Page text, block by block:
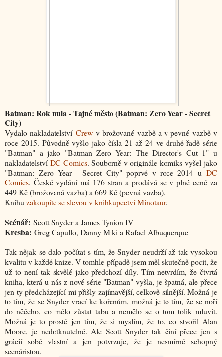
Batman: Rok nula - Tajné město (Batman: Zero Year - Secret
City)
Vydalo nakladatelství Crewv brožované vazbě a v pevné vazbě v
roce 2015. Původně vyšlo jako čísla 21 až 24 ve druhé řadě série
"Batman" a jako "Batman Zero Year: The Director's Cut 1" u
nakladatelstvíDC Comics. Souborně v originále komiks vyšel jako
"Batman:Zero Year - Secret City" poprvé v roce 2014 uDC
Comics. České vydání má 176 stran a prodává se v plné ceně za
449 Kč (brožovaná vazba) a 669 Kč (pevná vazba).
Knihuzakoupíte se slevou v knihkupectví Minotaur.
Scénář: Scott Snyder a James Tynion IV
Kresba: Greg Capullo, Danny Miki a Rafael Albuquerque
Tak nějak se dalo počítat s tím, že Snyder neudrží až tak vysokou
kvalitu v každé knize. V tomhle případě jsem měl skutečně pocit, že
už to není tak skvělé jako předchozí díly. Tím netvrdím, že čtvrtá
kniha, která u nás z nové série "Batman" vyšla, je špatná, ale přece
jen ty předcházející mi přišly zajímavější, celkově silnější. Možná je
to tím, že se Snyder vrací ke kořenům, možná je to tím, že se noří
do něčeho, co mělo zůstat tabu a nemělo se o tom tolik mluvit.
Možná je to prostě jen tím, že si myslím, že to, co stvořil Alan
Moore, je nedotknutelné. Ale Scott Snyder tak činí přece jen s
grácií sobě vlastní a jen potvrzuje, že je nesmírně schopný
scenáristou.